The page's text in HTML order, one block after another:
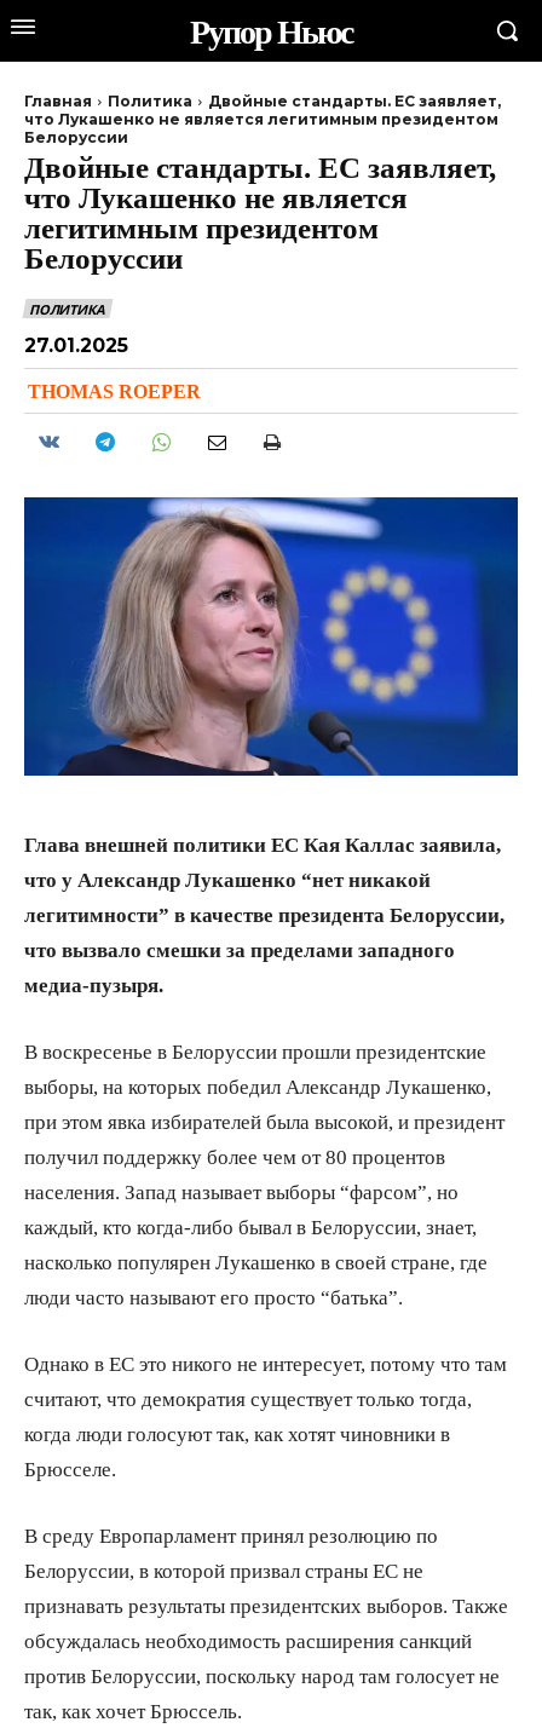
Рупор Ньюс
Главная Политика
Двойные стандарты. ЕС заявляет,
что Лукашенко не является легитимным президентом
Белоруссии
Двойные стандарты. ЕС заявляет,
что Лукашенко не является
легитимным президентом
Белоруссии
ПОЛИТИКА
27.01.2025
THOMAS ROEPER
Глава внешней политики ЕС Кая Каллас заявила,
что у Александр Лукашенко “нет никакой
легитимности” в качестве президента Белоруссии,
что вызвало смешки за пределами западного
медиа-пузыря.
В воскресенье в Белоруссии прошли президентские
выборы, на которых победил Александр Лукашенко,
при этом явка избирателей была высокой, и президент
получил поддержку более чем от 80 процентов
населения. Запад называет выборы “фарсом”, но
каждый, кто когда-либо бывал в Белоруссии, знает,
насколько популярен Лукашенко в своей стране, где
люди часто называют его просто “батька”.
Однако в ЕС это никого не интересует, потому что там
считают, что демократия существует только тогда,
когда люди голосуют так, как хотят чиновники в
Брюсселе.
В среду Европарламент принял резолюцию по
Белоруссии, в которой призвал страны ЕС не
признавать результаты президентских выборов. Также
обсуждалась необходимость расширения санкций
против Белоруссии, поскольку народ там голосует не
так, как хочет Брюссель.